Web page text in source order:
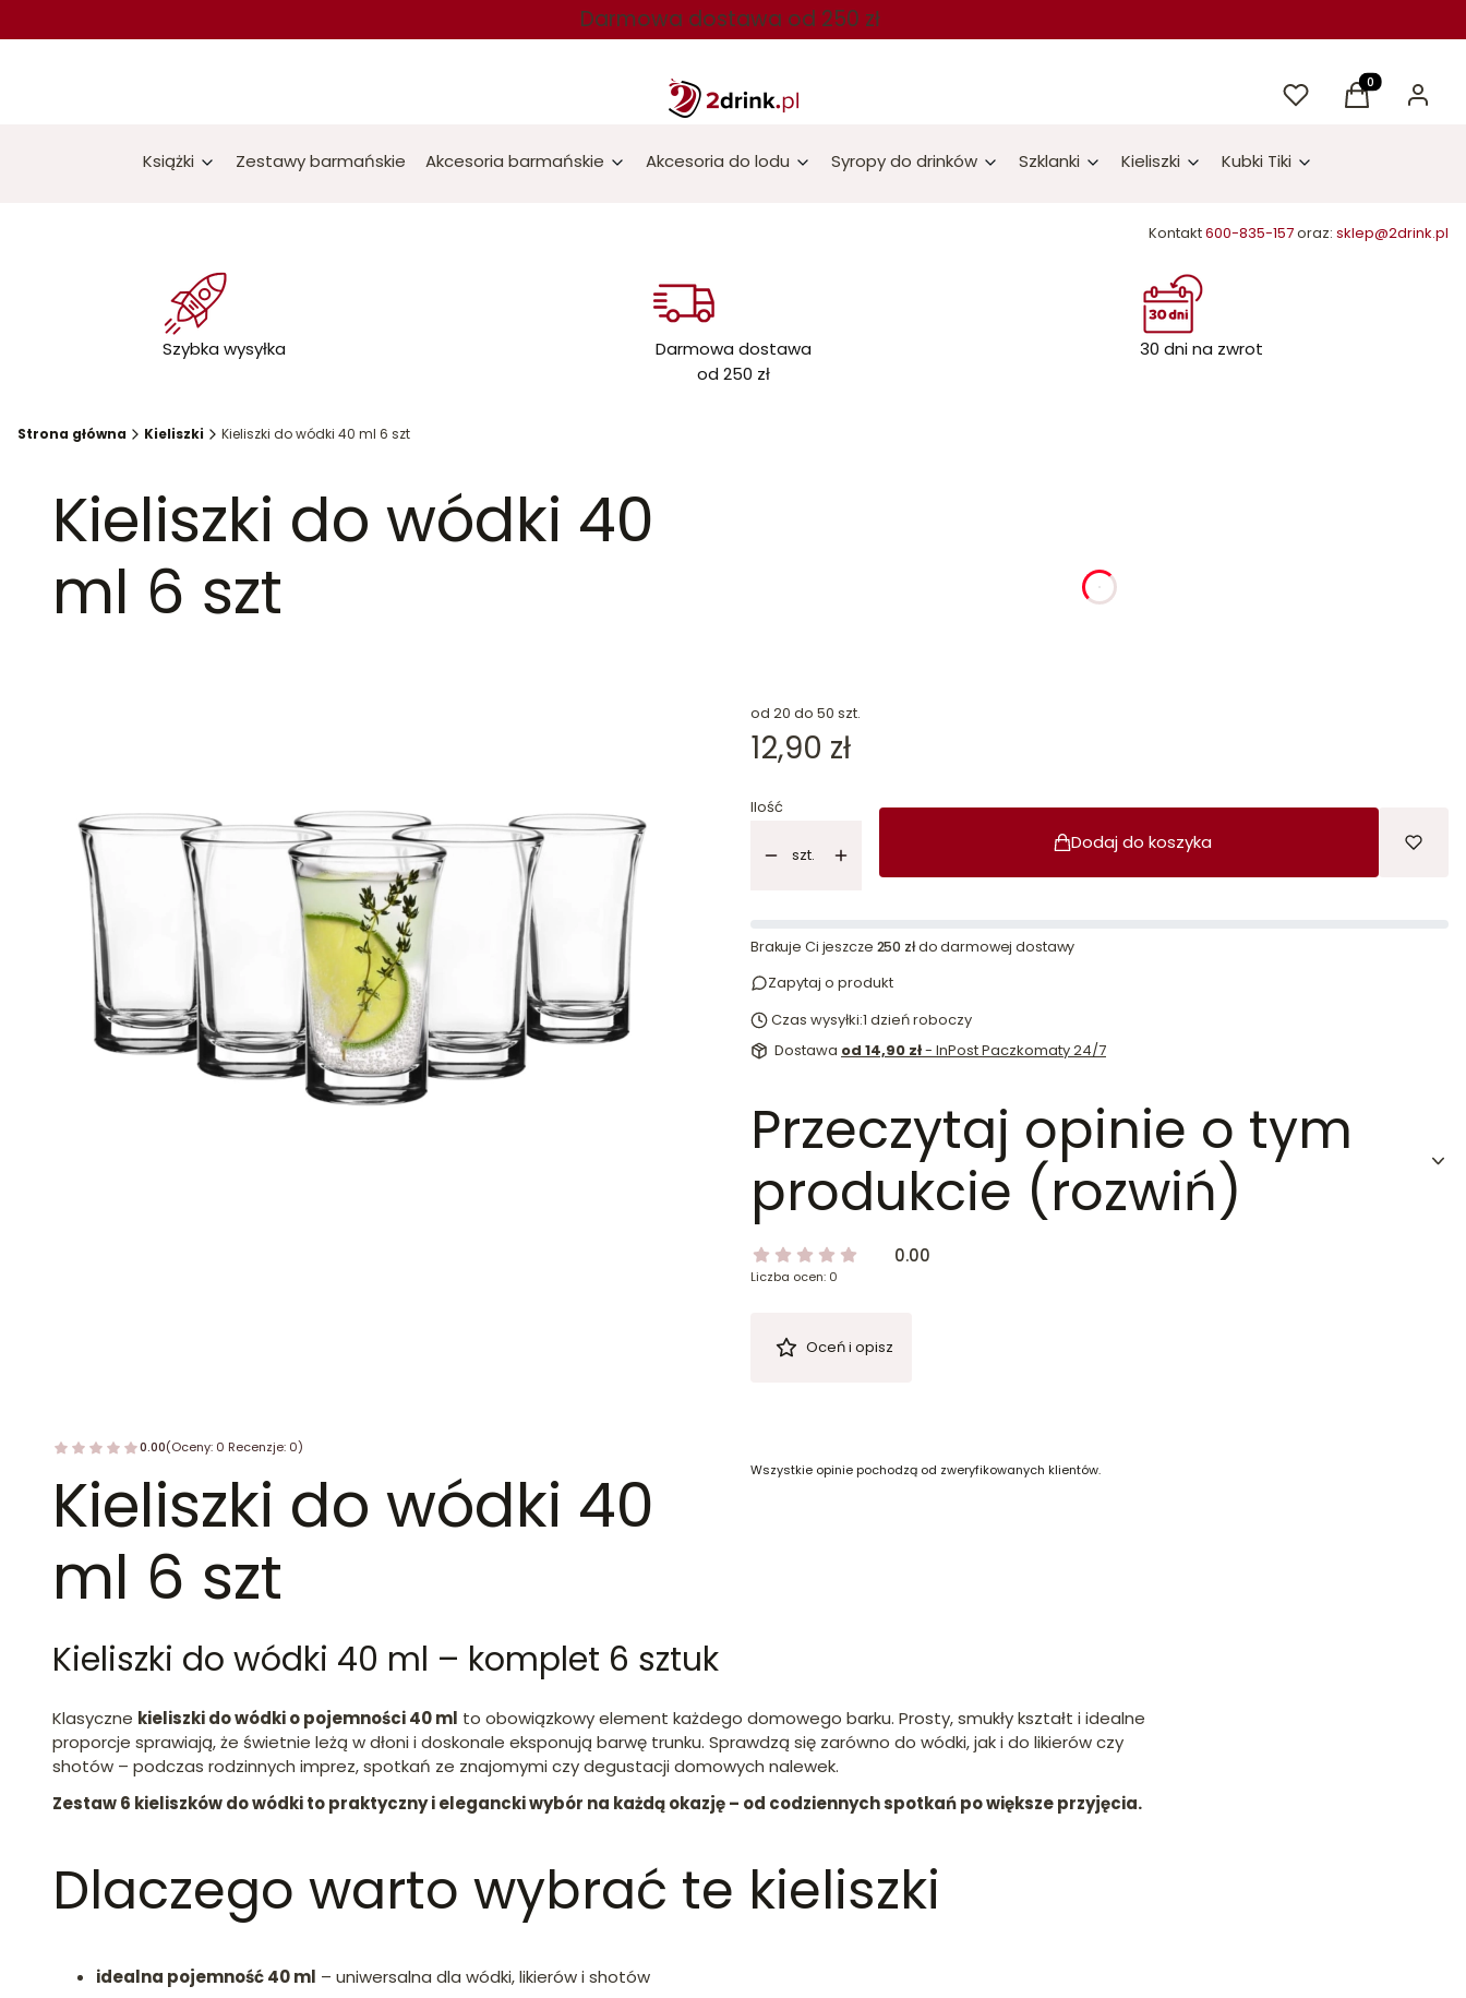
Darmowa dostawa od 250 zł
UlubioneProdukty w
Koszyk Zaloguj
Książki Zestawy barmańskie Akcesoria barmańskie Akcesoria do lodu Syropy do drinków Szklanki Kieliszki Kubki Tiki
Kontakt600-835-157oraz: sklep@2drink.pl
Szybka wysyłka
Darmowa dostawa
od 250 zł
30 dni na zwrot
Strona główna Kieliszki Kieliszki do wódki 40 ml 6 szt
Kieliszki do wódki 40
ml 6 szt
0.00(Oceny: 0 Recenzje: 0)
Kieliszki do wódki 40
ml 6 szt
godziny
od 20 do 50 szt.
Cena
12,90 zł
Ilość
szt.
Dodaj do koszyka
Brakuje Ci jeszcze 250 złdo darmowej dostawy
Zapytaj o produkt
Czas wysyłki:1 dzień roboczy
Dostawa od 14,90 zł- InPost Paczkomaty 24/7
Przeczytaj opinie o tym
produkcie (rozwiń)
0.00
Liczba ocen: 0
Oceń i opisz
Wszystkie opinie pochodzą od zweryfikowanych klientów.
Kieliszki do wódki 40 ml – komplet 6 sztuk
Klasyczne kieliszki do wódki o pojemności 40 ml to obowiązkowy element każdego domowego barku. Prosty, smukły kształt i idealne
proporcje sprawiają, że świetnie leżą w dłoni i doskonale eksponują barwę trunku. Sprawdzą się zarówno do wódki, jak i do likierów czy
shotów – podczas rodzinnych imprez, spotkań ze znajomymi czy degustacji domowych nalewek.
Zestaw 6 kieliszków do wódki to praktyczny i elegancki wybór na każdą okazję – od codziennych spotkań po większe przyjęcia.
Dlaczego warto wybrać te kieliszki
idealna pojemność 40 ml – uniwersalna dla wódki, likierów i shotów